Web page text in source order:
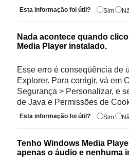
Esta informação foi útil? Sim
Nada acontece quando
Media Player instalado.
Esse erro é conseqüência de
Explorer. Para corrigir, vá em
Segurança > Personalizar, e
de Java e Permissões de
Esta informação foi útil? Sim
Tenho Windows Media
apenas o áudio e nenhuma